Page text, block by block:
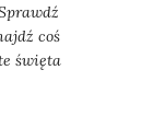
coś
święta